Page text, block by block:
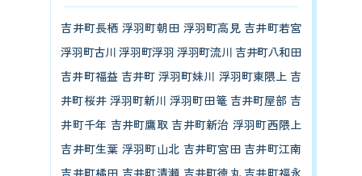
吉井町長栖 浮羽町朝田 浮羽町高見 吉井町若宮
浮羽町古川 浮羽町浮羽 浮羽町流川 吉井町八和田
吉井町福益 吉井町 浮羽町妹川 浮羽町東隈上 吉
井町桜井 浮羽町新川 浮羽町田篭 吉井町屋部 吉
井町千年 吉井町鷹取 吉井町新治 浮羽町西隈上
吉井町生葉 浮羽町山北 吉井町宮田 吉井町江南
吉井町橘田 吉井町清瀬 吉井町徳丸 吉井町福永